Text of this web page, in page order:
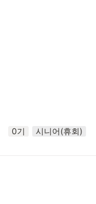
0기 시니어(휴회)